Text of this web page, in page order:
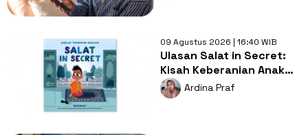
09 Agustus 2026 | 16:40 WIB
Ulasan Salat in Secret:
Kisah Keberanian Anak
Muslim yang
Menginspirasi
Ardina Praf